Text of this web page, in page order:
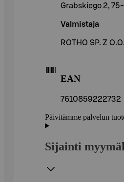
Grabskiego 2,
Valmistaja
ROTHO SP. Z O.O.
EAN
7610859222732
Päivitämme palvelun
Sijainti